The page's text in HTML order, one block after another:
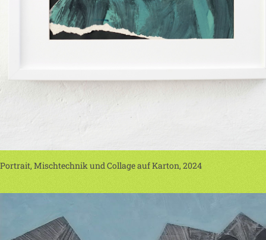
Portrait, Mischtechnik und Collage auf Karton, 2024